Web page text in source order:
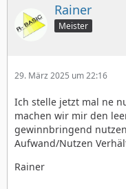
Rainer
Meister
29. März 2025 um 22:16
Ich stelle jetzt mal ne
machen wir mir den
gewinnbringend
Aufwand/Nutzen
Rainer